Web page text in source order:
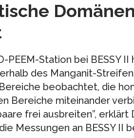
PEEM-Station bei BESSY
des Manganit-
beobachtet, die
Bereiche miteinander
frei ausbreiten”, erklärt
Messungen an BESSY II